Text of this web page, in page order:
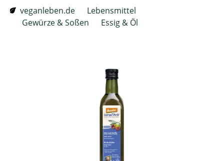
veganleben.de
Lebensmittel
Gewürze & Soßen
Essig & Öl
Bildergalerie überspringen